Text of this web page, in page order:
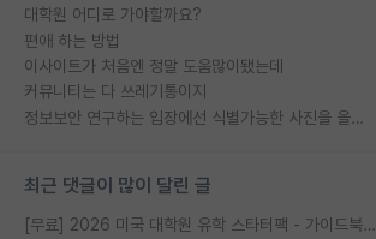
대학원 어디로 가야할까요?
편애 하는 방법
이사이트가 처음엔 정말 도움많이됐는데
커뮤니티는 다 쓰레기통이지
정보보안 연구하는 입장에선 식별가능한 사진을 올리는건 비추이긴함
최근 댓글이 많이 달린 글
[무료] 2026 미국 대학원 유학 스타터팩 - 가이드북 & 합격자 컨택메일 템플릿